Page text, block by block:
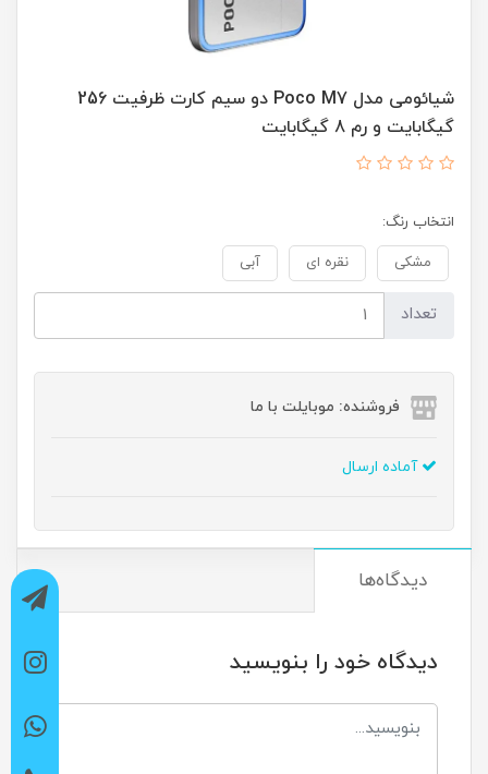
شیائومی مدل Poco M7 دو سیم کارت ظرفیت 256
گیگابایت و رم 8 گیگابایت
انتخاب رنگ:
مشکی نقره ای آبی
تعداد
فروشنده: موبایلت با ما
آماده ارسال
دیدگاه‌ها
دیدگاه خود را بنویسید